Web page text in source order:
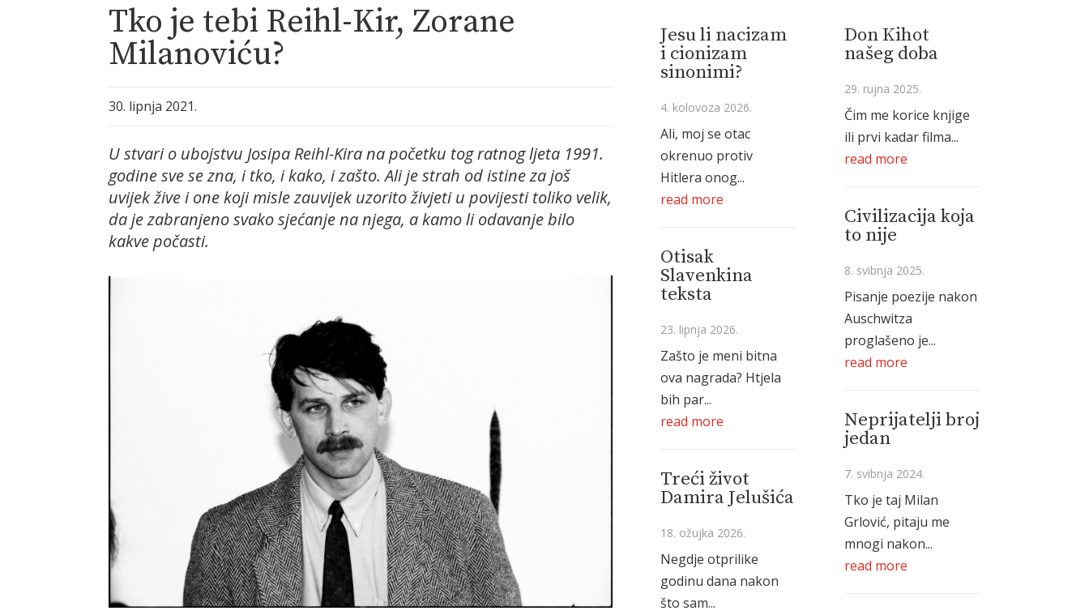
Tko je tebi Reihl-Kir, Zorane
Milanoviću?
30. lipnja 2021.
U stvari o ubojstvu Josipa Reihl-Kira na početku tog ratnog ljeta 1991.
godine sve se zna, i tko, i kako, i zašto. Ali je strah od istine za još
uvijek žive i one koji misle zauvijek uzorito živjeti u povijesti toliko velik,
da je zabranjeno svako sjećanje na njega, a kamo li odavanje bilo
kakve počasti.
Jesu li nacizam
i cionizam
sinonimi?
4. kolovoza 2026.
Ali, moj se otac
okrenuo protiv
Hitlera onog...
read more
Otisak
Slavenkina
teksta
23. lipnja 2026.
Zašto je meni bitna
ova nagrada? Htjela
bih par...
read more
Treći život
Damira Jelušića
18. ožujka 2026.
Negdje otprilike
godinu dana nakon
što sam...
Don Kihot
našeg doba
29. rujna 2025.
Čim me korice knjige
ili prvi kadar filma...
read more
Civilizacija koja
to nije
8. svibnja 2025.
Pisanje poezije nakon
Auschwitza
proglašeno je...
read more
Neprijatelji broj
jedan
7. svibnja 2024.
Tko je taj Milan
Grlović, pitaju me
mnogi nakon...
read more